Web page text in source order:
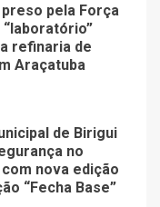
pela Força
refinaria de
Araçatuba
de Birigui
no
nova edição
“Fecha Base”